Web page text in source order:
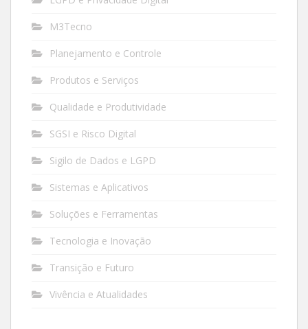
M3Tecno
Planejamento e Controle
Produtos e Serviços
Qualidade e Produtividade
SGSI e Risco Digital
Sigilo de Dados e LGPD
Sistemas e Aplicativos
Soluções e Ferramentas
Tecnologia e Inovação
Transição e Futuro
Vivência e Atualidades